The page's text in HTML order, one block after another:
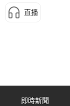
直播
即時新聞